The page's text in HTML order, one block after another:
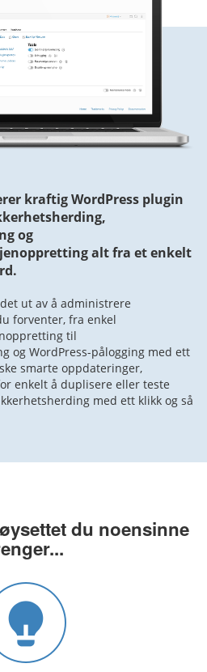
kraftig WordPress plugin
og
alt fra et enkelt
ut av å administrere
forventer, fra enkel
til
og WordPress-pålogging med ett
smarte oppdateringer,
enkelt å duplisere eller teste
med ett klikk og så
du noensinne